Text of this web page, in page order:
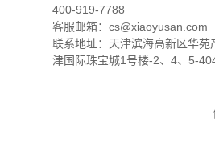
400-919-7788
客服邮箱： cs@xiaoyusan.com
联系地址：天津滨海高新区华苑
津国际珠宝城1号楼-2、4、5-